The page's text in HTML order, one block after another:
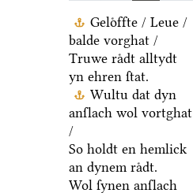
Geloͤffte / Leue /
balde vorghat /
Truwe raͤdt alltydt
yn ehren ſtat.
Wultu dat dyn
anſlach wol vortghat
/
So holdt en hemlick
an dynem raͤdt.
Wol ſynen anſlach